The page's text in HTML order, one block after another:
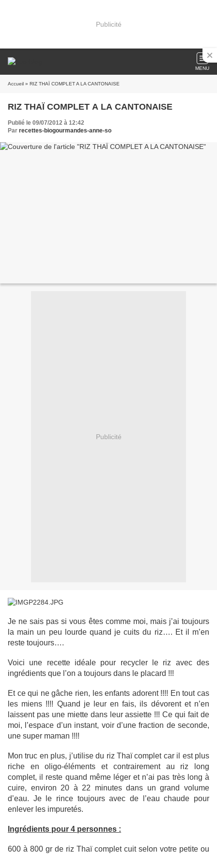
Publicité
MENU
Accueil » RIZ THAÏ COMPLET A LA CANTONAISE
RIZ THAÏ COMPLET A LA CANTONAISE
Publié le 09/07/2012 à 12:42
Par recettes-biogourmandes-anne-so
Publicité
Je ne sais pas si vous êtes comme moi, mais j’ai toujours
la main un peu lourde quand je cuits du riz…. Et il m’en
reste toujours….
Voici une recette idéale pour recycler le riz avec des
ingrédients que l’on a toujours dans le placard !!!
Et ce qui ne gâche rien, les enfants adorent !!!! En tout cas
les miens !!!! Quand je leur en fais, ils dévorent et n’en
laissent pas une miette dans leur assiette !!! Ce qui fait de
moi, l’espace d’un instant, voir d’une fraction de seconde,
une super maman !!!!
Mon truc en plus, j’utilise du riz Thaï complet car il est plus
riche en oligo-éléments et contrairement au riz long
complet, il reste quand même léger et n’ai pas très long à
cuire, environ 20 à 22 minutes dans un grand volume
d’eau. Je le rince toujours avec de l’eau chaude pour
enlever les impuretés.
Ingrédients pour 4 personnes :
600 à 800 gr de riz Thaï complet cuit selon votre petite ou